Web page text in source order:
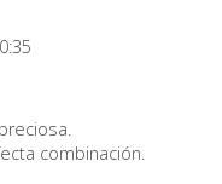
combinación.